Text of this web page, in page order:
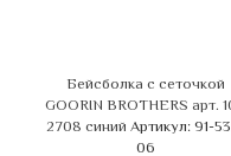
Бейсболка с сеточкой
GOORIN BROTHERS арт.
2708 синийАртикул: 91-
06